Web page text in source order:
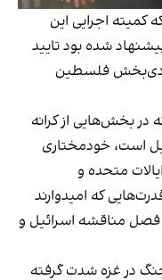
کمیته اجرایی این
شده بود تایید
فلسطین
بخش‌هایی از کرانه
است، خودمختاری
متحده و
که امیدوارند
فصل مناقشه اسرائیل و
در غزه شدت گرفته